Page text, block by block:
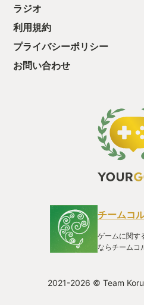
はいない、Devolver Digitalである
ら同接1万と大きな話題となった。
み、ブロック崩しの要領で敵を倒
拡大し素材回収をして、また敵を
ゲームである。 本作を評価する際
ジー」である。グラフィックや音
ムと比較しても、デザインや雰囲
なく、むしろよくあるデザインだ
なものではない。しかし、ローグ
て無いようなものがほとんどなの
影響するようなものではないので
穴」と呼ばれるステージパートと
ばれる都市建設パートの2つに別
トなダンジョン攻略で、都市建設
ートである。 大穴では、10人以上
能力を持ったキャラクターを選び
せ倒していくことで、ジェムと呼
ラジオ
利用規約
プライバシーポリシー
お問い合わせ
チームコ
ゲームに関す
ならチームコ
2021-2026 © Team